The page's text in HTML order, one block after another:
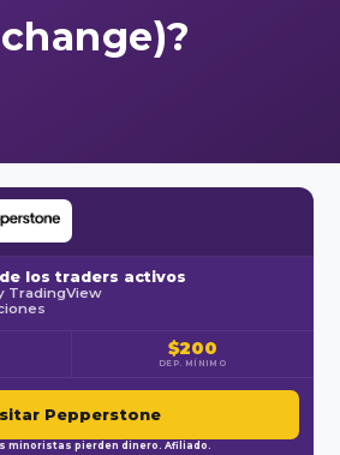
los traders activos
TradingView
$200
DEP. MÍNIMO
Pepperstone
minoristas pierden dinero. Afiliado.